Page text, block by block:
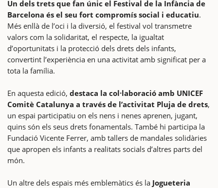
Un dels trets que fan únic el Festival de la Infància de
Barcelona és el seu fort compromís social i educatiu.
Més enllà de l’oci i la diversió, el festival vol transmetre
valors com la solidaritat, el respecte, la igualtat
d’oportunitats i la protecció dels drets dels infants,
convertint l’experiència en una activitat amb significat per a
tota la família.
En aquesta edició, destaca la col·laboració amb UNICEF
Comitè Catalunya a través de l’activitat Pluja de drets,
un espai participatiu on els nens i nenes aprenen, jugant,
quins són els seus drets fonamentals. També hi participa la
Fundació Vicente Ferrer, amb tallers de mandales solidàries
que apropen els infants a realitats socials d’altres parts del
món.
Un altre dels espais més emblemàtics és la Jogueteria